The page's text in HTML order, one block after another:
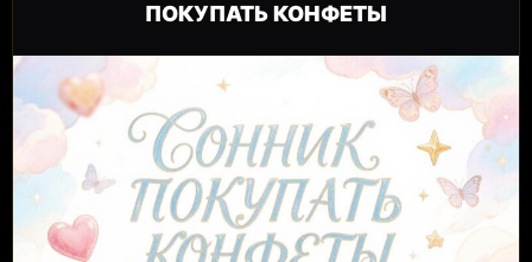
ПОКУПАТЬ КОНФЕТЫ